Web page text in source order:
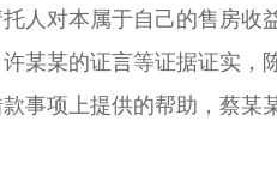
人对本属于自己的售房收
某某的证言等证据证实，
事项上提供的帮助，蔡某